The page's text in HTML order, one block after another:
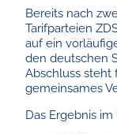
Bereits nach
Tarifparteien
auf ein
den deutschen
Abschluss steht
gemeinsames
Das Ergebnis im